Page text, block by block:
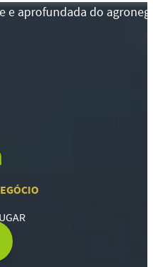
e aprofundada do